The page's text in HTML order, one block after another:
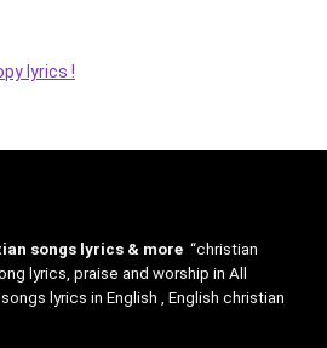
lyrics !
songs lyrics & more “christian
lyrics, praise and worship in All
lyrics in English , English christian